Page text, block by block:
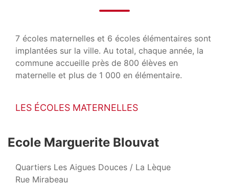
7 écoles maternelles et 6 écoles élémentaires sont
implantées sur la ville. Au total, chaque année, la
commune accueille près de 800 élèves en
maternelle et plus de 1 000 en élémentaire.
LES ÉCOLES MATERNELLES
Ecole Marguerite Blouvat
Quartiers Les Aigues Douces / La Lèque
Rue Mirabeau